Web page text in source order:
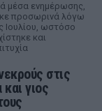
μέσα ενημέρωσης,
προσωρινά λόγω
Ιουλίου, ωστόσο
και
στις
γιος